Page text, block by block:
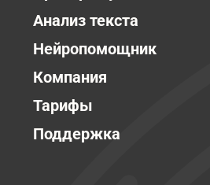
Анализ текста
Нейропомощник
Компания
Тарифы
Поддержка